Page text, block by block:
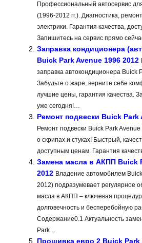
Профессиональный автосервис
(1996-2012 гг.). Диагностика,
электрики. Гарантия качества,
Запишитесь на сервис прямо
Заправка кондиционера
Buick Park Avenue 1996 2012
заправка автокондиционера Buick
Забудьте о жаре, верните себе
лучшие цены, гарантия качества.
уже сегодня!…
Ремонт подвески Buick Park
Ремонт подвески Buick Park
о скрипах и стуках! Быстрый,
доступным ценам. Гарантия
Замена масла в АКПП Buick
2012 Владение автомобилем
2012) подразумевает регулярное
масла в АКПП – ключевая
долговечность и бесперебойную
Содержание0.1 Актуальность
Park…
Прошивка евро 2 Buick Park